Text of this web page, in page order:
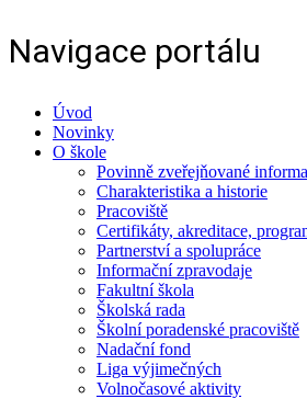
Navigace portálu
Úvod
Novinky
O škole
Povinně zveřejňované
Charakteristika a historie
Pracoviště
Certifikáty, akreditace,
Partnerství a spolupráce
Informační zpravodaje
Fakultní škola
Školská rada
Školní poradenské pracoviště
Nadační fond
Liga výjimečných
Volnočasové aktivity